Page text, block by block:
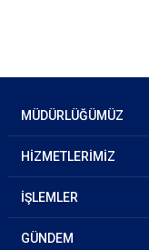
MÜDÜRLÜĞÜMÜZ
HİZMETLERİMİZ
İŞLEMLER
GÜNDEM